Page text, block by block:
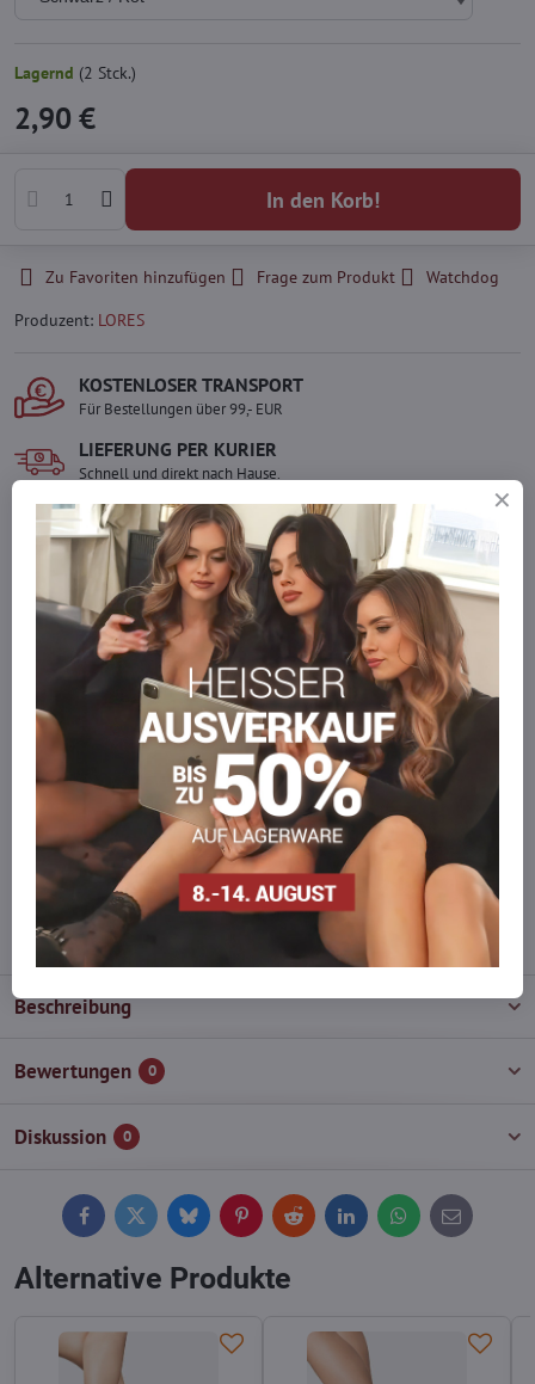
Lagernd (2 Stck.)
2,90 €
In den Korb!
Zu Favoriten hinzufügen Frage zum Produkt
Watchdog
Produzent: LORES
KOSTENLOSER TRANSPORT
Für Bestellungen über 99,- EUR
LIEFERUNG PER KURIER
Schnell und direkt nach Hause.
SICHERE ZAHLUNGEN
Gesicherte Online-Zahlungen
Ware auf Lager
Wir versenden sofort
Werden Sie Teil von everlady
Werden Sie Teil von everlady und genießen Sie einen5 %
Mitgliedervorteilbei jedem Einkauf.
Der Vorteil wird automatisch im Warenkorb angewendet.
Möchten Sie mehr bestellen, als wir
auf Lager haben?
Zögern Sie nicht, uns zu kontaktieren, wir füllen die Ware für Sie
wieder auf!
info​@everlady​.eu
Beschreibung
Bewertungen 0
Diskussion 0
FacebookTwitterBlueskyPinterestReddit LinkedInWhatsApp
E-
mail
Alternative Produkte